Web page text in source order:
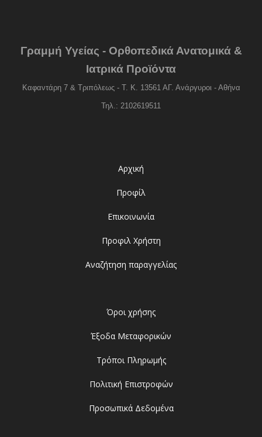
Γραμμή Υγείας - Ορθοπεδικά Ανατομικά &
Ιατρικά Προϊόντα
Καφαντάρη 7 & Τριπόλεως - Τ. Κ. 13561 ΑΓ. Ανάργυροι - Αθήνα
Τηλ.: 2102619511
Αρχική
Προφίλ
Επικοινωνία
Προφιλ Χρήστη
Αναζήτηση παραγγελίας
Όροι χρήσης
Έξοδα Μεταφορικών
Τρόποι Πληρωμής
Πολιτική Επιστροφών
Προσωπικά Δεδομένα